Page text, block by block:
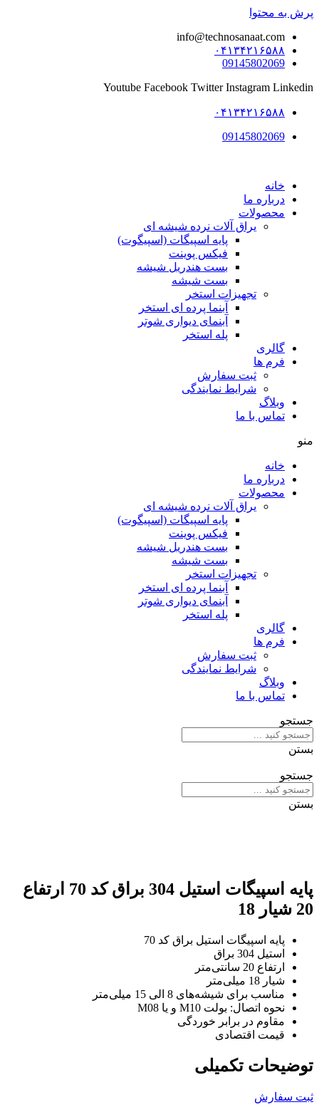
پرش به محتوا
info@technosanaat.com
۰۴۱۳۴۲۱۶۵۸۸
09145802069
Youtube Facebook Twitter Instagram Linkedin
۰۴۱۳۴۲۱۶۵۸۸
09145802069
خانه
درباره ما
محصولات
یراق آلات نرده شیشه ای
پایه اسپیگات (اسپیگوت)
فیکس پوینت
بست هندریل شیشه
بست شیشه
تجهیزات استخر
آبنما پرده ای استخر
آبنمای دیواری شوتر
پله استخر
گالری
فرم ها
ثبت سفارش
شرایط نمایندگی
وبلاگ
تماس با ما
منو
خانه
درباره ما
محصولات
یراق آلات نرده شیشه ای
پایه اسپیگات (اسپیگوت)
فیکس پوینت
بست هندریل شیشه
بست شیشه
تجهیزات استخر
آبنما پرده ای استخر
آبنمای دیواری شوتر
پله استخر
گالری
فرم ها
ثبت سفارش
شرایط نمایندگی
وبلاگ
تماس با ما
جستجو
بستن
جستجو
بستن
پایه اسپیگات استیل 304 براق کد 70 ارتفاع
20 شیار 18
پایه اسپیگات استیل براق کد 70
استیل 304 براق
ارتفاع 20 سانتی‌متر
شیار 18 میلی‌متر
مناسب برای شیشه‌های 8 الی 15 میلی‌متر
نحوه اتصال: بولت M10 و یا M08
مقاوم در برابر خوردگی
قیمت اقتصادی
توضیحات تکمیلی
ثبت سفارش